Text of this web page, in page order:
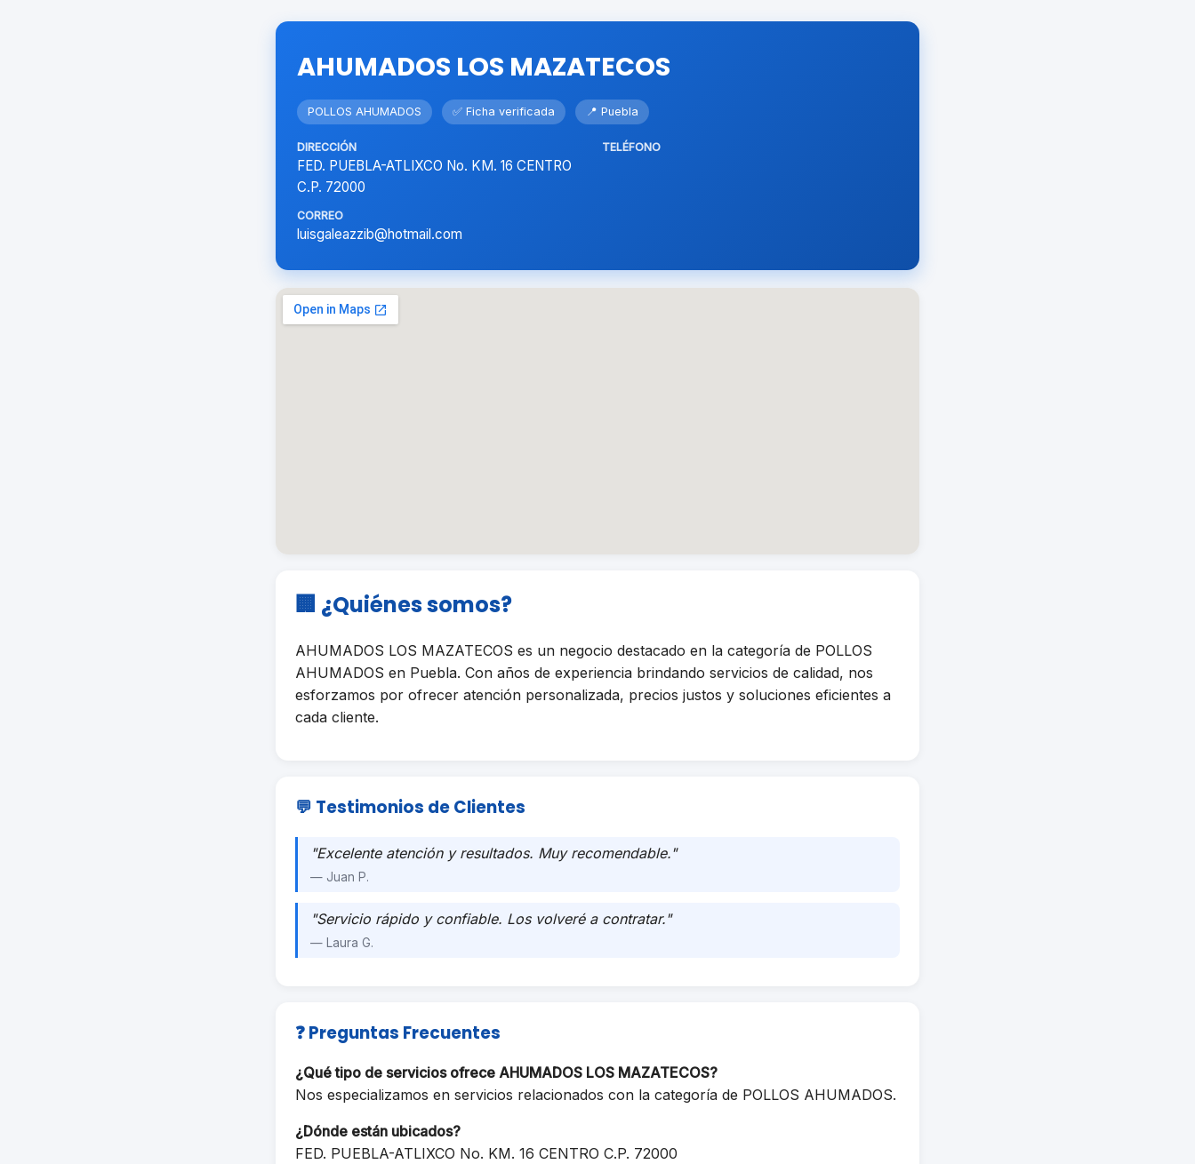
AHUMADOS LOS MAZATECOS
POLLOS AHUMADOS ✅ Ficha verificada 📍 Puebla
DIRECCIÓN
FED. PUEBLA-ATLIXCO No. KM. 16 CENTRO
C.P. 72000
TELÉFONO
CORREO
luisgaleazzib@hotmail.com
🏢 ¿Quiénes somos?
AHUMADOS LOS MAZATECOS es un negocio destacado en la categoría de POLLOS
AHUMADOS en Puebla. Con años de experiencia brindando servicios de calidad, nos
esforzamos por ofrecer atención personalizada, precios justos y soluciones eficientes a
cada cliente.
💬 Testimonios de Clientes
"Excelente atención y resultados. Muy recomendable."
— Juan P.
"Servicio rápido y confiable. Los volveré a contratar."
— Laura G.
❓ Preguntas Frecuentes
¿Qué tipo de servicios ofrece AHUMADOS LOS MAZATECOS?
Nos especializamos en servicios relacionados con la categoría de POLLOS AHUMADOS.
¿Dónde están ubicados?
FED. PUEBLA-ATLIXCO No. KM. 16 CENTRO C.P. 72000